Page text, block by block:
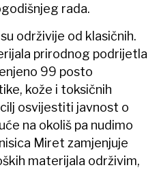
rada.
održivije od klasičnih.
prirodnog podrijetla
99 posto
kože i toksičnih
osvijestiti javnost o
na okoliš pa nudimo
Miret zamjenjuje
materijala održivim,